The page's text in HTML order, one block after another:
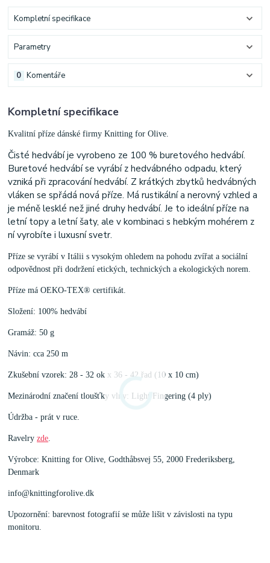
Kompletní specifikace
Parametry
Komentáře
0
Kompletní specifikace
Kvalitní příze dánské firmy Knitting for Olive.
Čisté hedvábí je vyrobeno ze 100 % buretového hedvábí.
Buretové hedvábí se vyrábí z hedvábného odpadu, který
vzniká při zpracování hedvábí. Z krátkých zbytků hedvábných
vláken se spřádá nová příze. Má rustikální a nerovný vzhled a
je méně lesklé než jiné druhy hedvábí. Je to ideální příze na
letní topy a letní šaty, ale v kombinaci s hebkým mohérem z
ní vyrobíte i luxusní svetr.
Příze se vyrábí v Itálii s vysokým ohledem na pohodu zvířat a sociální
odpovědnost při dodržení etických, technických a ekologických norem.
Příze má OEKO-TEX® certifikát.
Složení: 100% hedvábí
Gramáž: 50 g
Návin: cca 250 m
Zkušební vzorek: 28 - 32 ok x 36 - 42 řad (10 x 10 cm)
Mezinárodní značení tloušťky vlny: Light Fingering (4 ply)
Údržba - prát v ruce.
Ravelryzde
Výrobce: Knitting for Olive, Godthåbsvej 55, 2000 Frederiksberg,
Denmark
info@knittingforolive.dk
Upozornění: barevnost fotografií se může lišit v závislosti na typu
monitoru.